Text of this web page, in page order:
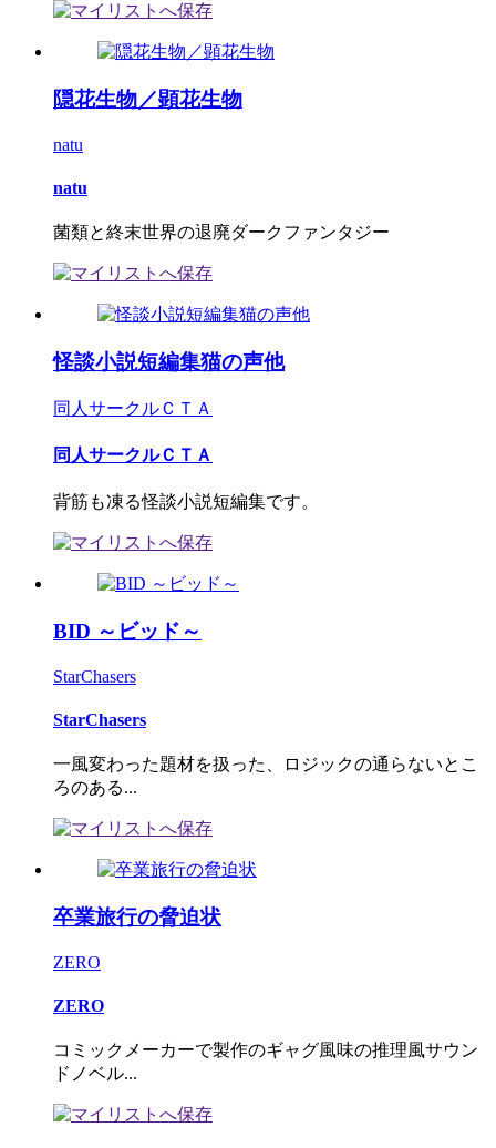
隠花生物／顕花生物
natu
natu
菌類と終末世界の退廃ダークファンタジー
怪談小説短編集猫の声他
同人サークルＣＴＡ
同人サークルＣＴＡ
背筋も凍る怪談小説短編集です。
BID ～ビッド～
StarChasers
StarChasers
一風変わった題材を扱った、ロジックの通らないとこ
ろのある...
卒業旅行の脅迫状
ZERO
ZERO
コミックメーカーで製作のギャグ風味の推理風サウン
ドノベル...